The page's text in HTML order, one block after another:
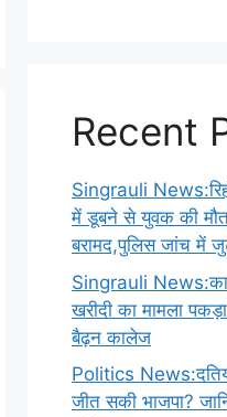
Recent
Singrauli
में डूबने से युवक की
बरामद,पुलिस जांच में
Singrauli
खरीदी का मामला
बैढ़न कालेज
Politics
जीत सकी भाजपा?